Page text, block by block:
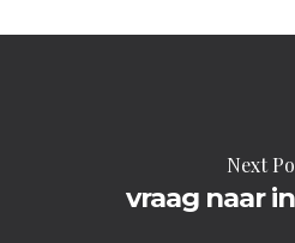
Next
vraag naar